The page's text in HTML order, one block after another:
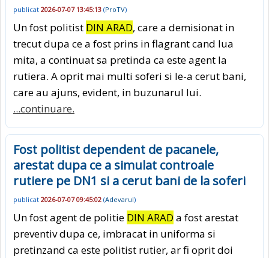
publicat 2026-07-07 13:45:13 (ProTV)
Un fost politist DIN ARAD, care a demisionat in
trecut dupa ce a fost prins in flagrant cand lua
mita, a continuat sa pretinda ca este agent la
rutiera. A oprit mai multi soferi si le-a cerut bani,
care au ajuns, evident, in buzunarul lui.
...continuare.
Fost politist dependent de pacanele,
arestat dupa ce a simulat controale
rutiere pe DN1 si a cerut bani de la soferi
publicat 2026-07-07 09:45:02 (Adevarul)
Un fost agent de politie DIN ARAD a fost arestat
preventiv dupa ce, imbracat in uniforma si
pretinzand ca este politist rutier, ar fi oprit doi